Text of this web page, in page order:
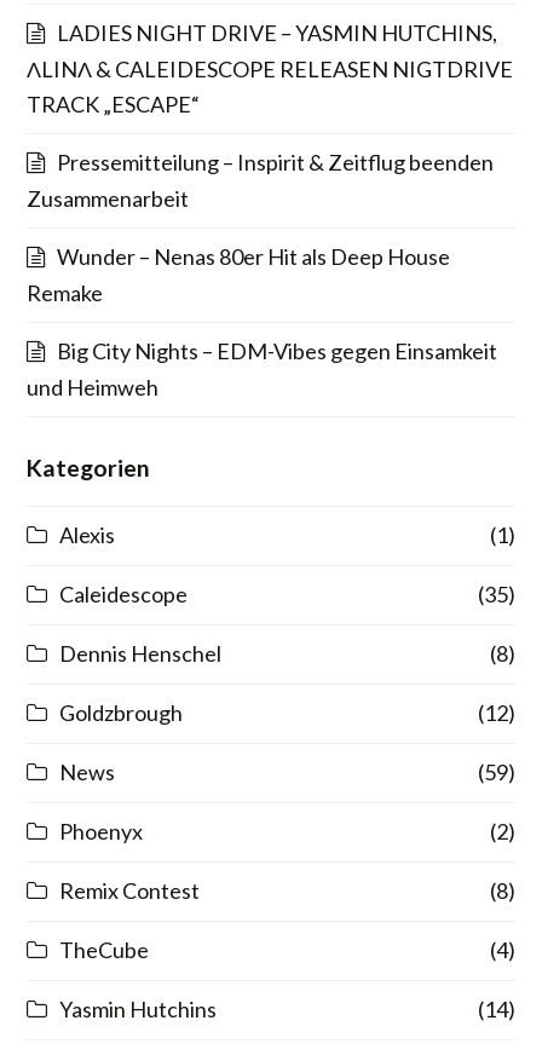
LADIES NIGHT DRIVE – YASMIN HUTCHINS,
ΛLINΛ & CALEIDESCOPE RELEASEN NIGTDRIVE
TRACK „ESCAPE“
Pressemitteilung – Inspirit & Zeitflug beenden
Zusammenarbeit
Wunder – Nenas 80er Hit als Deep House
Remake
Big City Nights – EDM-Vibes gegen Einsamkeit
und Heimweh
Kategorien
Alexis (1)
Caleidescope (35)
Dennis Henschel (8)
Goldzbrough (12)
News (59)
Phoenyx (2)
Remix Contest (8)
TheCube (4)
Yasmin Hutchins (14)